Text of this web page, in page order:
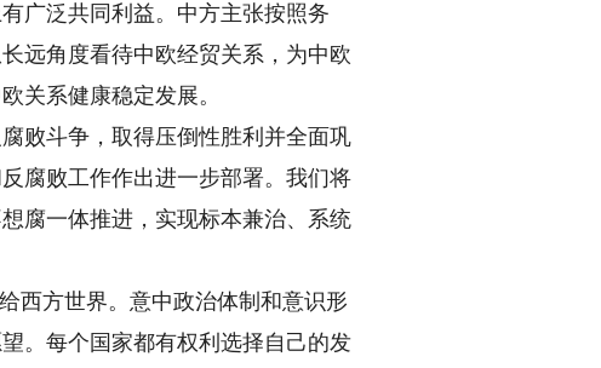
广泛共同利益。中方主张按照务
远角度看待中欧经贸关系，为中欧
关系健康稳定发展。
败斗争，取得压倒性胜利并全面巩
腐败工作作出进一步部署。我们将
腐一体推进，实现标本兼治、系统
西方世界。意中政治体制和意识形
。每个国家都有权利选择自己的发